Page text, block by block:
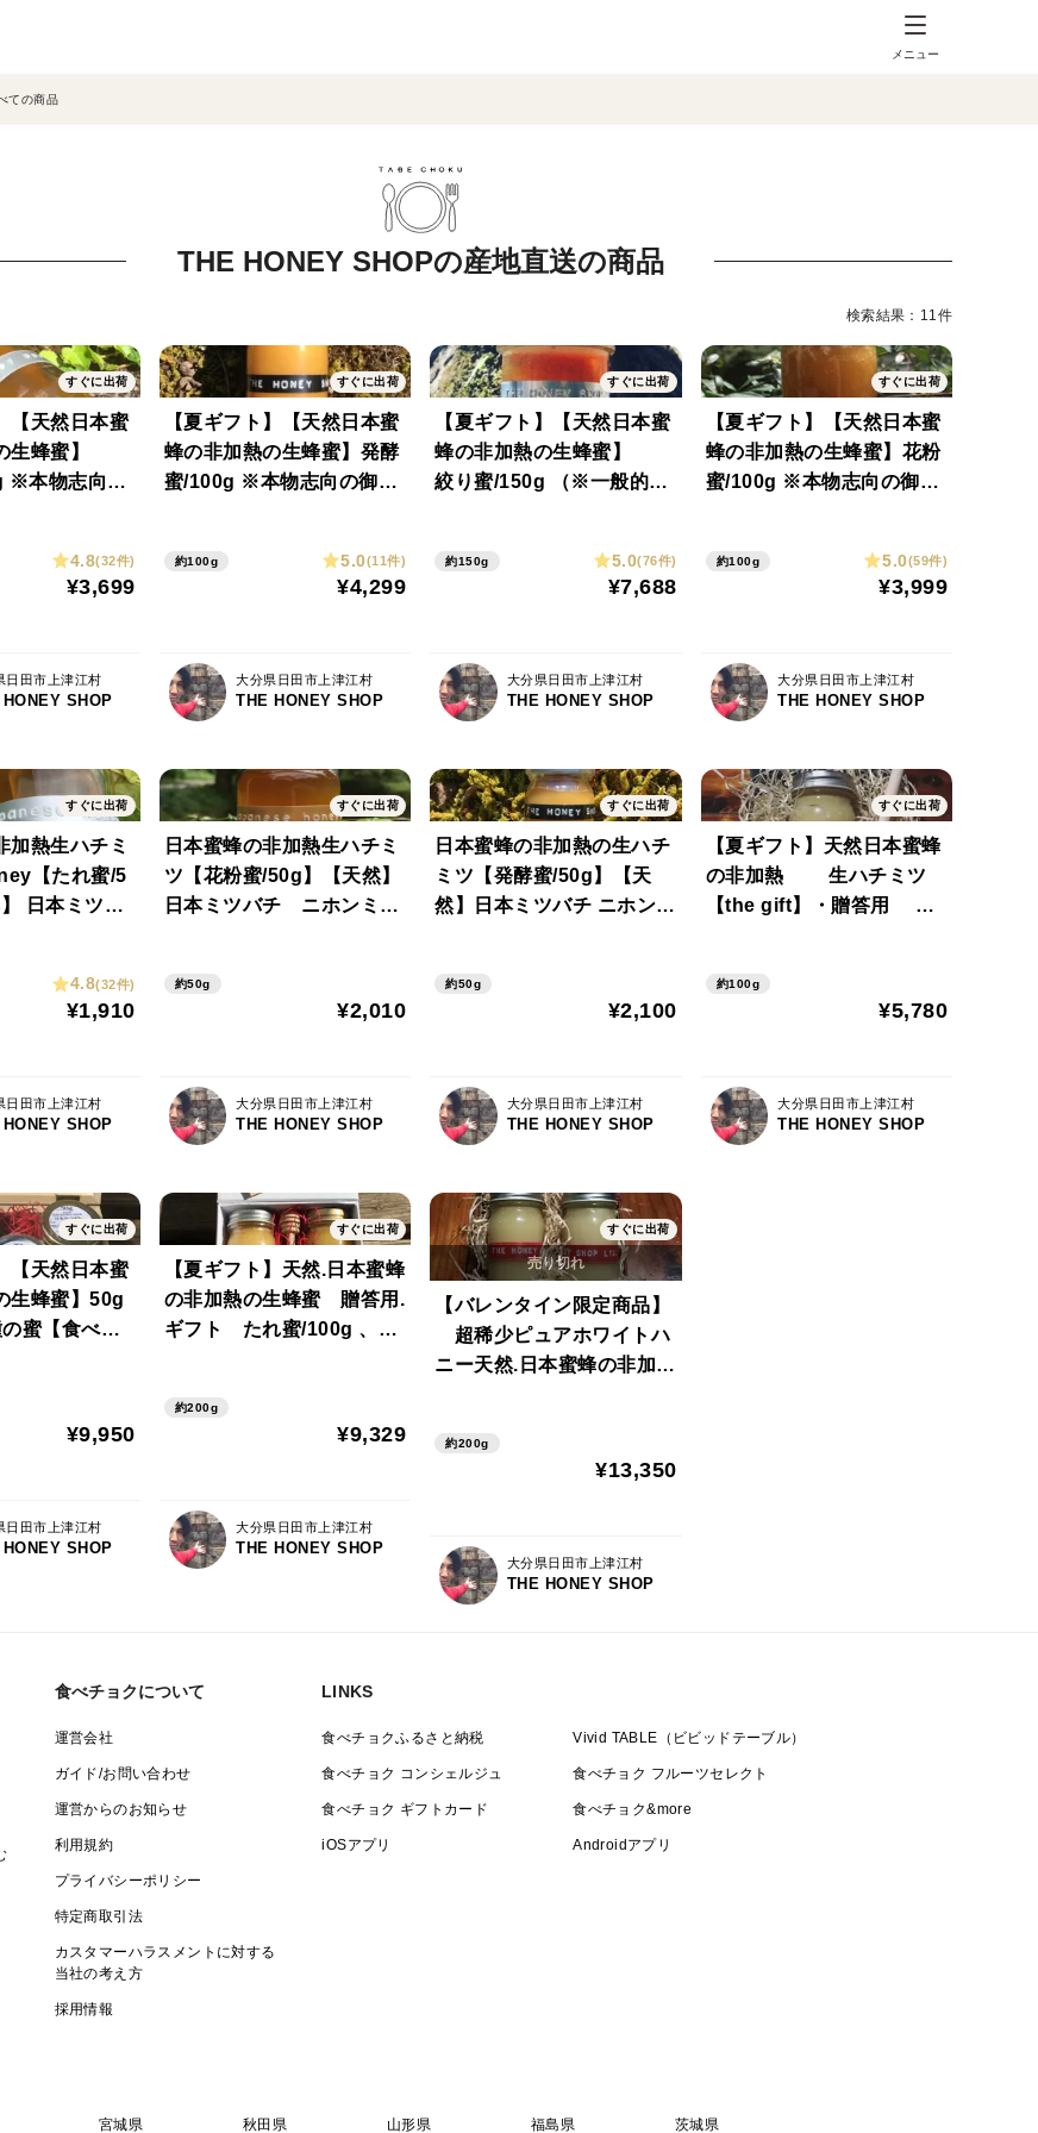
メニュー
ての商品
THE HONEY SHOPの産地直送の商品
検索結果：11件
すぐに出荷
【天然日本蜜
生蜂蜜】
目無料サービ
4.8(32件)
¥3,699
日田市上津江村
SHOP
すぐに出荷
【夏ギフト】【天然日本蜜
蜂の非加熱の生蜂蜜】発酵
蜜/100g ※本物志向の御客
ビス中【朝市限定】生きて
ます 非加熱 生蜂蜜 発
約100g 5.0(11件)
¥4,299
大分県日田市上津江村
THE HONEY SHOP
すぐに出荷
【夏ギフト】【天然日本蜜
蜂の非加熱の生蜂蜜】
絞り蜜/150g （※一般的た
お試しください。※3本ご
注文で4本目無料サービス
約150g 5.0(76件)
¥7,688
大分県日田市上津江村
THE HONEY SHOP
すぐに出荷
【夏ギフト】【天然日本蜜
蜂の非加熱の生蜂蜜】花粉
蜜/100g ※本物志向の御客
★★ ※3本ご注文で4本
目無料サービス中 【朝市
約100g 5.0(59件)
¥3,999
大分県日田市上津江村
THE HONEY SHOP
すぐに出荷
熱生ハチミ
【たれ蜜/5
バ
4.8(32件)
¥1,910
日田市上津江村
SHOP
すぐに出荷
日本蜜蜂の非加熱生ハチミ
ツ【花粉蜜/50g】【天然】
日本ミツバチ ニホンミツ
約50g
¥2,010
大分県日田市上津江村
THE HONEY SHOP
すぐに出荷
日本蜜蜂の非加熱の生ハチ
ミツ【発酵蜜/50g】【天
然】日本ミツバチ ニホンミ
約50g
¥2,100
大分県日田市上津江村
THE HONEY SHOP
すぐに出荷
【夏ギフト】天然日本蜜蜂
の非加熱 生ハチミツ
【the gift】・贈答用 シ
ンミツバチ
約100g
¥5,780
大分県日田市上津江村
THE HONEY SHOP
すぐに出荷
【天然日本蜜
生蜂蜜】50g
蜜【食べ比
定】 the gif
¥9,950
日田市上津江村
SHOP
すぐに出荷
【夏ギフト】天然.日本蜜蜂
の非加熱の生蜂蜜 贈答用.
ギフト たれ蜜/100g 、花
🎁raw honey 【食べ比べ】
約200g
¥9,329
大分県日田市上津江村
THE HONEY SHOP
すぐに出荷
【バレンタイン限定商品】
超稀少ピュアホワイトハ
ニー天然.日本蜜蜂の非加熱
約200g
¥13,350
大分県日田市上津江村
THE HONEY SHOP
食べチョクについて
運営会社
ガイド/お問い合わせ
運営からのお知らせ
利用規約
プライバシーポリシー
特定商取引法
カスタマーハラスメントに対する
当社の考え方
採用情報
LINKS
食べチョクふるさと納税 Vivid TABLE（ビビッドテーブル）
食べチョク コンシェルジュ 食べチョク フルーツセレクト
食べチョク ギフトカード 食べチョク&more
iOSアプリ Androidアプリ
宮城県 秋田県 山形県 福島県 茨城県